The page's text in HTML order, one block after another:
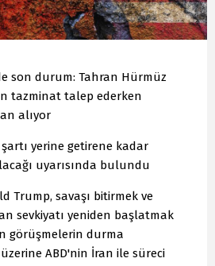
son durum: Tahran Hürmüz
tazminat talep ederken
alıyor
yerine getirene kadar
uyarısında bulundu
Trump, savaşı bitirmek ve
sevkiyatı yeniden başlatmak
görüşmelerin durma
ABD'nin İran ile süreci